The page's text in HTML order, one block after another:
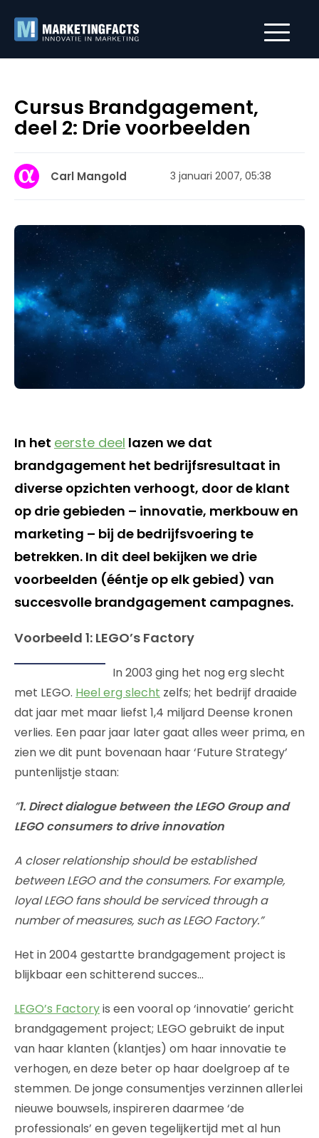
Cursus Brandgagement,
deel 2: Drie voorbeelden
Carl Mangold 3 januari 2007, 05:38
In het eerste deel lazen we dat
brandgagement het bedrijfsresultaat in
diverse opzichten verhoogt, door de klant
op drie gebieden – innovatie, merkbouw en
marketing – bij de bedrijfsvoering te
betrekken. In dit deel bekijken we drie
voorbeelden (ééntje op elk gebied) van
succesvolle brandgagement campagnes.
Voorbeeld 1: LEGO’s Factory
In 2003 ging het nog erg slecht
met LEGO. Heel erg slecht zelfs; het bedrijf draaide
dat jaar met maar liefst 1,4 miljard Deense kronen
verlies. Een paar jaar later gaat alles weer prima, en
zien we dit punt bovenaan haar ‘Future Strategy’
puntenlijstje staan:
”1. Direct dialogue between the LEGO Group and
LEGO consumers to drive innovation
A closer relationship should be established
between LEGO and the consumers. For example,
loyal LEGO fans should be serviced through a
number of measures, such as LEGO Factory.”
Het in 2004 gestartte brandgagement project is
blijkbaar een schitterend succes…
LEGO’s Factoryis een vooral op ‘innovatie’ gericht
brandgagement project; LEGO gebruikt de input
van haar klanten (klantjes) om haar innovatie te
verhogen, en deze beter op haar doelgroep af te
stemmen. De jonge consumentjes verzinnen allerlei
nieuwe bouwsels, inspireren daarmee ‘de
professionals’ en geven tegelijkertijd met al hun